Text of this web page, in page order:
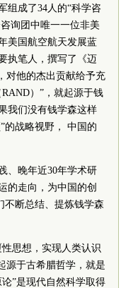
组成了34人的“科学咨
询团中唯一一位非美
美国航空航天发展蓝
执笔人，撰写了《迈
对他的杰出贡献给予充
）”，就起源于钱
我们没有钱学森这样
的战略视野， 中国的
、晚年近30年学术研
的走向，为中国的创
不断总结、提炼钱学森
性思想，实现人类认识
源于古希腊哲学，就是
”是现代自然科学取得